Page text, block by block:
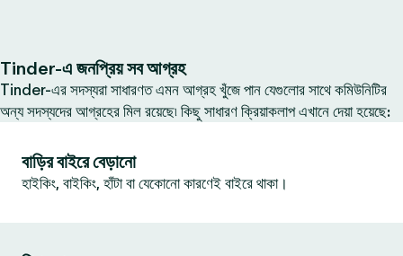
Tinder-এ জনপ্রিয় সব আগ্রহ
Tinder-এর সদস্যরা সাধারণত এমন আগ্রহ খুঁজে পান যেগুলোর সাথে কমিউনিটির
অন্য সদস্যদের আগ্রহের মিল রয়েছে৷ কিছু সাধারণ ক্রিয়াকলাপ এখানে দেয়া হয়েছে:
বাড়ির বাইরে বেড়ানো
হাইকিং, বাইকিং, হাঁটা বা যেকোনো কারণেই বাইরে থাকা।